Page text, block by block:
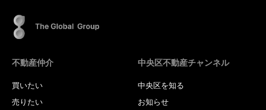
不動産仲介
買いたい
売りたい
中央区不動産チャンネル
中央区を知る
お知らせ